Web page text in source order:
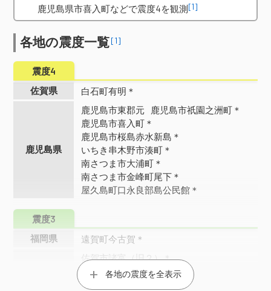
鹿児島県市喜入町などで震度4を観測[1]
各地の震度一覧[1]
震度4
佐賀県
白石町有明＊
鹿児島県
鹿児島市東郡元
鹿児島市祇園之洲町＊
鹿児島市喜入町＊
鹿児島市桜島赤水新島＊
いちき串木野市湊町＊
南さつま市大浦町＊
南さつま市金峰町尾下＊
屋久島町口永良部島公民館＊
震度3
福岡県
遠賀町今古賀＊
佐賀市諸富（旧２）＊
佐賀市川副（旧２）＊ 佐賀市東与賀＊
佐賀市久保田（旧２）＊
上峰町坊所＊
各地の震度を全表示